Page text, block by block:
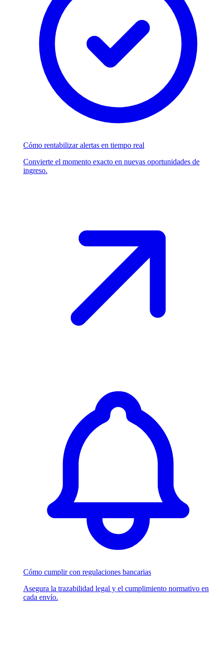
Cómo rentabilizar alertas en tiempo real
Convierte el momento exacto en nuevas oportunidades de
ingreso.
Cómo cumplir con regulaciones bancarias
Asegura la trazabilidad legal y el cumplimiento normativo en
cada envío.